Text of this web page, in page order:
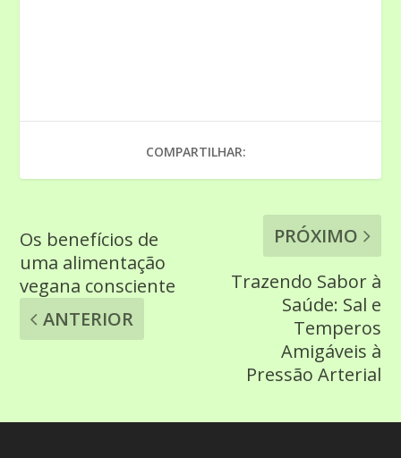
COMPARTILHAR:
Os benefícios de
uma alimentação
vegana consciente
ANTERIOR
PRÓXIMO
Trazendo Sabor à
Saúde: Sal e
Temperos
Amigáveis à
Pressão Arterial